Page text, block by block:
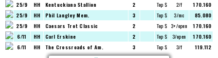
25/9
HH Kentuckiana Stallion 2 Top $ 2/f
170.160
25/9
HH Phil Langley Mem. 3 Top $ 3/mc
85.080
25/9
HH Caesars Trot Classic 2 Top $ 3+/open
170.160
6/11
HH Carl Erskine 2 Top $ 3/open
170.160
6/11
HH The Crossroads of Am. 3 Top $ 3/f 119.112